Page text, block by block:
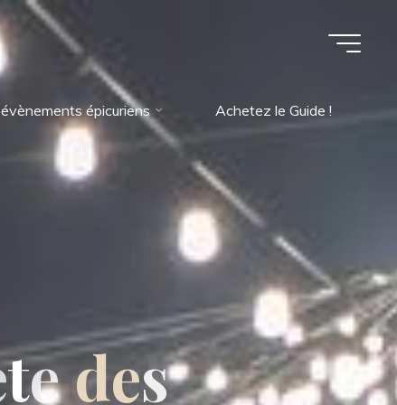
épicuriens Achetez le Guide !
tedes